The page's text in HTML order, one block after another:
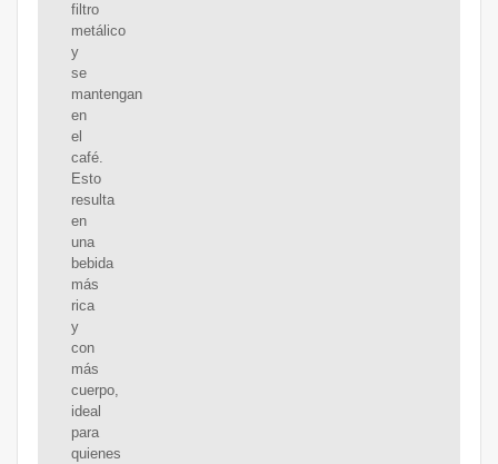
filtro
metálico
y
se
mantengan
en
el
café.
Esto
resulta
en
una
bebida
más
rica
y
con
más
cuerpo,
ideal
para
quienes